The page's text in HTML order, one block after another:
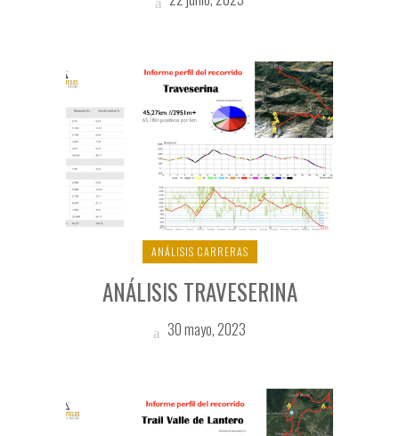
ANÁLISIS CARRERAS
ANÁLISIS TRAVESERINA
30 mayo, 2023